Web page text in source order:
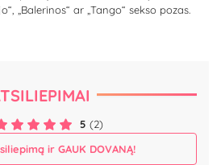
„Balerinos“ ar „Tango“ sekso pozas.
5 (2)
ir GAUK DOVANĄ!